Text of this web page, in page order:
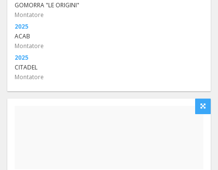
GOMORRA "LE ORIGINI"
Montatore
2025
ACAB
Montatore
2025
CITADEL
Montatore